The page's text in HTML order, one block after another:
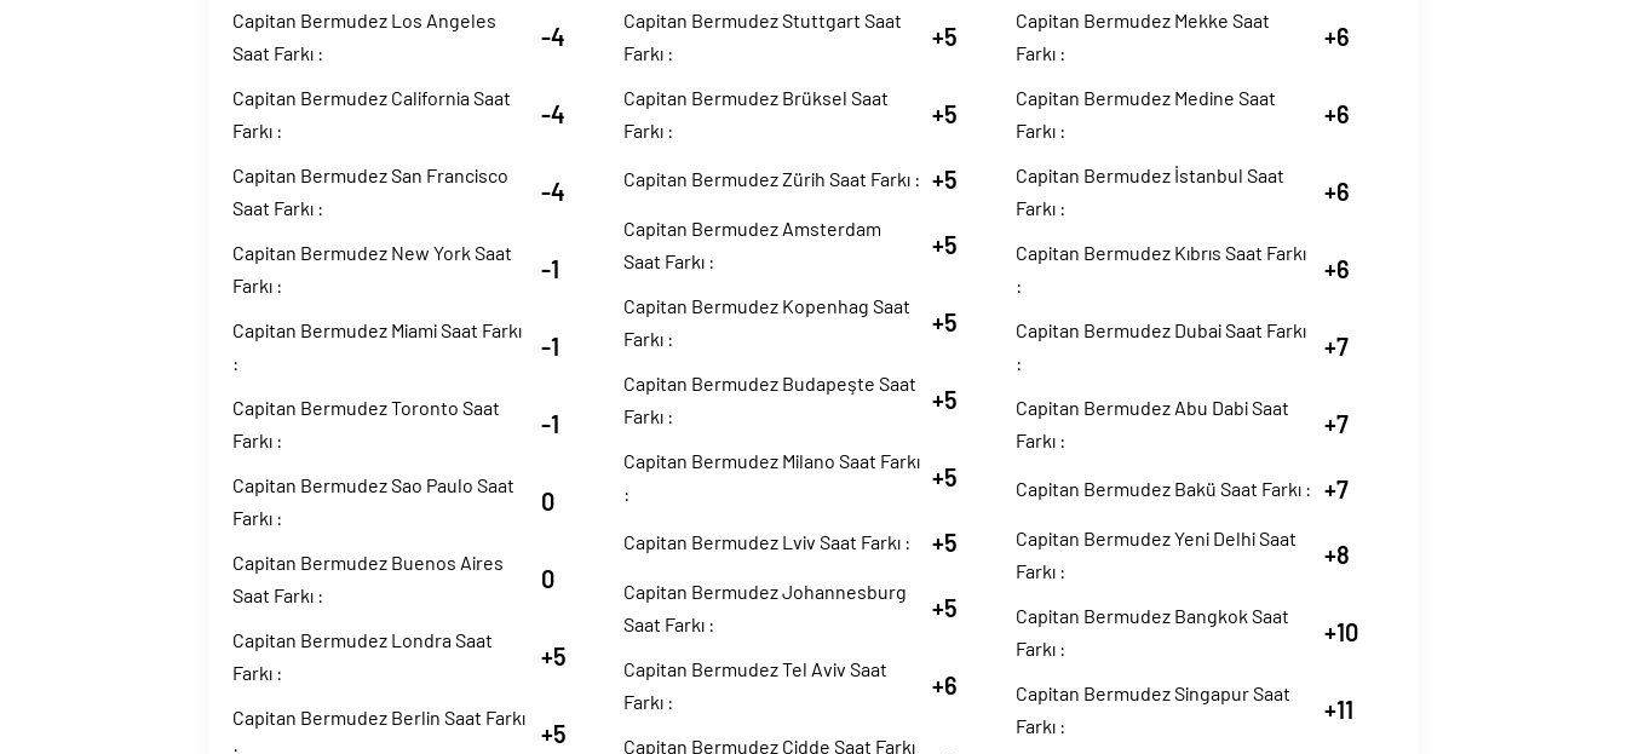
Capitan Bermudez Los Angeles
Saat Farkı :
-4
Capitan Bermudez California Saat
Farkı :
-4
Capitan Bermudez San Francisco
Saat Farkı :
-4
Capitan Bermudez New York Saat
Farkı :
-1
Capitan Bermudez Miami Saat Farkı
:
-1
Capitan Bermudez Toronto Saat
Farkı :
-1
Capitan Bermudez Sao Paulo Saat
Farkı :
0
Capitan Bermudez Buenos Aires
Saat Farkı :
0
Capitan Bermudez Londra Saat
Farkı :
+5
Capitan Bermudez Berlin Saat Farkı
+5
Capitan Bermudez Stuttgart Saat
Farkı :
+5
Capitan Bermudez Brüksel Saat
Farkı :
+5
Capitan Bermudez Zürih Saat Farkı : +5
Capitan Bermudez Amsterdam
Saat Farkı :
+5
Capitan Bermudez Kopenhag Saat
Farkı :
+5
Capitan Bermudez Budapeşte Saat
Farkı :
+5
Capitan Bermudez Milano Saat Farkı
:
+5
Capitan Bermudez Lviv Saat Farkı : +5
Capitan Bermudez Johannesburg
Saat Farkı :
+5
Capitan Bermudez Tel Aviv Saat
Farkı :
+6
Capitan Bermudez Cidde Saat Farkı
Capitan Bermudez Mekke Saat
Farkı :
+6
Capitan Bermudez Medine Saat
Farkı :
+6
Capitan Bermudez İstanbul Saat
Farkı :
+6
Capitan Bermudez Kıbrıs Saat Farkı
:
+6
Capitan Bermudez Dubai Saat Farkı
:
+7
Capitan Bermudez Abu Dabi Saat
Farkı :
+7
Capitan Bermudez Bakü Saat Farkı : +7
Capitan Bermudez Yeni Delhi Saat
Farkı :
+8
Capitan Bermudez Bangkok Saat
Farkı :
+10
Capitan Bermudez Singapur Saat
Farkı :
+11